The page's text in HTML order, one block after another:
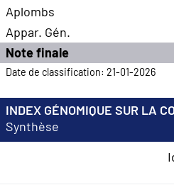
Aplombs
Appar. Gén.
Note finale
Date de classification: 21-01-2026
INDEX GÉNOMIQUE SUR LA
Synthèse